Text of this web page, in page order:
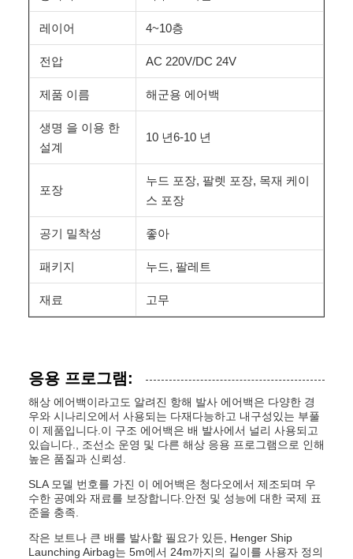
레이어 4~10층
전압 AC 220V/DC 24V
제품 이름 해군용 에어백
생명 을 이용 한
설계
10 년6-10 년
포장
누드 포장, 팔렛 포장, 목재 케이
스 포장
공기 밀착성 좋아
패키지 누드, 팔레트
재료 고무
응용 프로그램:
해상 에어백이라고도 알려진 항해 발사 에어백은 다양한 경
우와 시나리오에서 사용되는 다재다능하고 내구성있는 부풀
이 제품입니다.이 구조 에어백은 배 발사에서 널리 사용되고
있습니다., 조선소 운영 및 다른 해상 응용 프로그램으로 인해
높은 품질과 신뢰성.
SLA 모델 번호를 가진 이 에어백은 청다오에서 제조되며 우
수한 공예와 재료를 보장합니다.안전 및 성능에 대한 국제 표
준을 충족.
작은 보트나 큰 배를 발사할 필요가 있든, Henger Ship
Launching Airbag는 5m에서 24m까지의 길이를 사용자 정의